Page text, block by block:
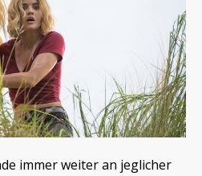
immer weiter an jeglicher